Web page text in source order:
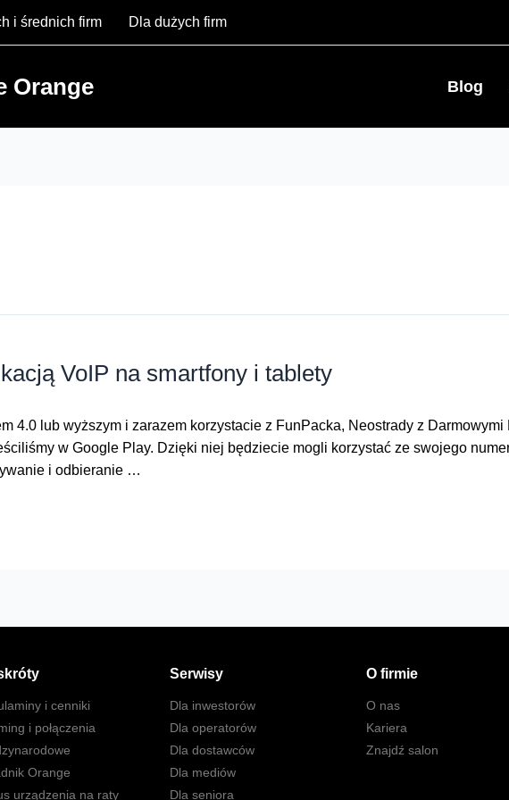
i średnich firm Dla dużych firm
Orange Blog
VoIP na smartfony i tablety
4.0 lub wyższym i zarazem korzystacie z FunPacka, Neostrady z
w Google Play. Dzięki niej będziecie mogli korzystać ze swojego
i odbieranie …
i cenniki
i połączenia
Orange
urządzenia na raty
Serwisy
Dla inwestorów
Dla operatorów
Dla dostawców
Dla mediów
Dla seniora
O firmie
O nas
Kariera
Znajdź salon